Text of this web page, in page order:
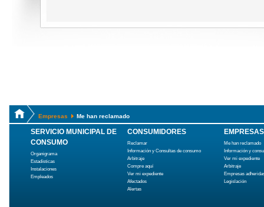
Empresas Me han reclamado
SERVICIO MUNICIPAL DE
CONSUMO
Organigrama
Estadísticas
Instalaciones
Empleados
CONSUMIDORES
Reclamar
Información y Consultas de consumo
Arbitraje
Compre aquí
Ver mi expediente
Afectados
Alertas
EMPRESAS
Me han reclamado
Información y
Ver mi expediente
Arbitraje
Empresas
Legislación